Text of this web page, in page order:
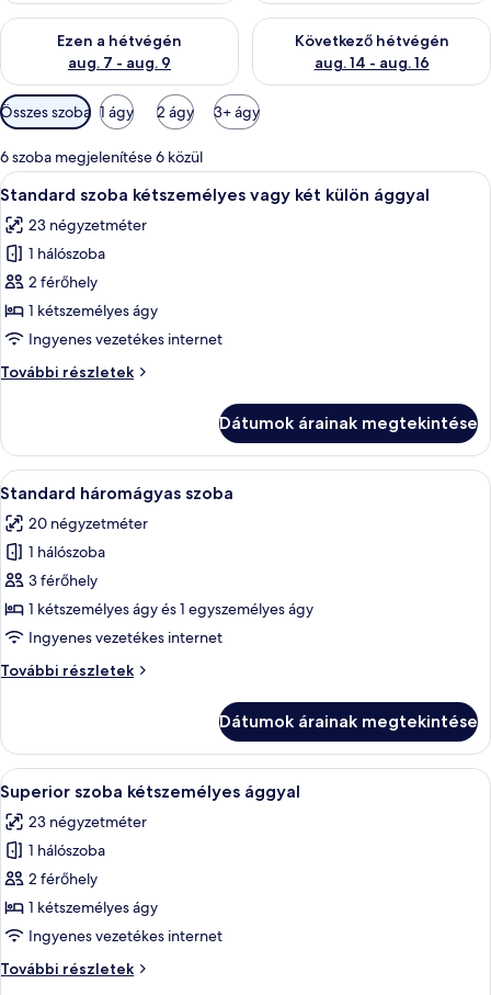
Ezen a hétvégén
aug. 7 - aug. 9
A mostani hétvégi rendelkezésre állás ellenőrzése: aug. 7 -
Következő hétvégén
aug. 14 - aug. 16
A következő hétvégi
Szobákhoz
rendelkezésre
álló
szűrők
Összes szoba 1 ágy 2 ágy 3+ ágy
6 szoba megjelenítése 6 közül
A
következő
szoba
összes
képének
megtekintése:
Standard
kétszemélyes
külön
ággyal
Standard szoba kétszemélyes vagy
11
Standard szoba kétszemélyes vagy két külön ággyal
23 négyzetméter
1 hálószoba
2 férőhely
1 kétszemélyes ágy
Ingyenes vezetékes internet
További részletek
Standard
két
külön
ággyal
részletei
Dátumok árainak megtekintése
A
következő
szoba
összes
képének
megtekintése:
Standard
szoba
Standard háromágyas szoba |
11
Standard háromágyas szoba
20 négyzetméter
1 hálószoba
3 férőhely
1 kétszemélyes ágy és 1 egyszemélyes ágy
Ingyenes vezetékes internet
További részletek
Standard
részletei
Dátumok árainak megtekintése
A
következő
szoba
összes
képének
megtekintése:
Superior
kétszemélyes
Egy szállodai szoba, amelyben
12
Superior szoba kétszemélyes ággyal
23 négyzetméter
1 hálószoba
2 férőhely
1 kétszemélyes ágy
Ingyenes vezetékes internet
További részletek
Superior